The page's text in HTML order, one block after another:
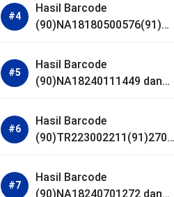
Hasil Barcode
(90)NA18180500576(91)21
Hasil Barcode
(90)NA18240111449 dan
Hasil Barcode
(90)TR223002211(91)2701
Hasil Barcode
(90)NA18240701272 dan